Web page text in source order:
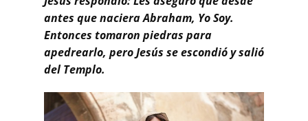
antes que naciera Abraham, Yo Soy.
Entonces tomaron piedras para
apedrearlo, pero Jesús se escondió y salió
del Templo.